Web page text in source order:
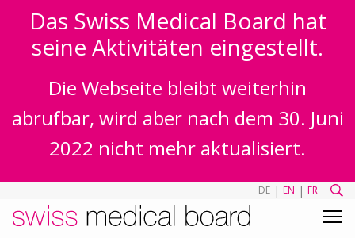
Das Swiss Medical Board hat
seine Aktivitäten eingestellt.
Die Webseite bleibt weiterhin
abrufbar, wird aber nach dem 30. Juni
2022 nicht mehr aktualisiert.
DE | EN | FR